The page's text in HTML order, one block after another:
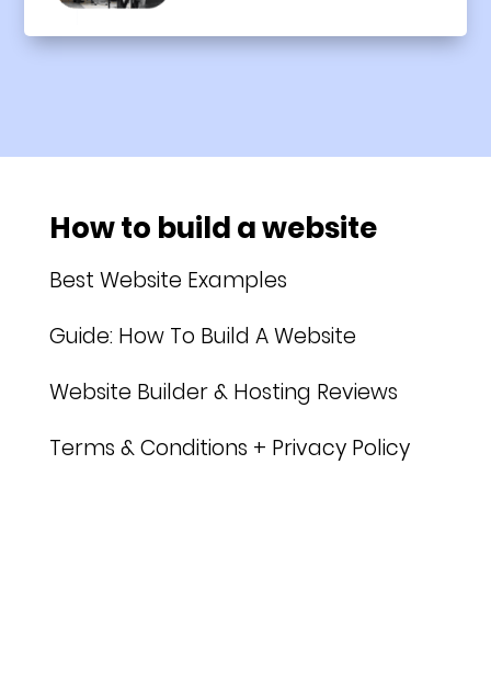
How to build a website
Best Website Examples
Guide: How To Build A Website
Website Builder & Hosting Reviews
Terms & Conditions + Privacy Policy